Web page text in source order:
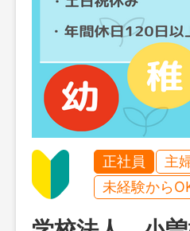
正社員 主
未経験から